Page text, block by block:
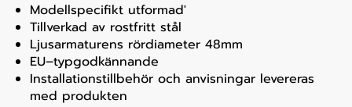
Modellspecifikt utformad'
Tillverkad av rostfritt stål
Ljusarmaturens rördiameter 48mm
EU–typgodkännande
Installationstillbehör och anvisningar levereras
med produkten